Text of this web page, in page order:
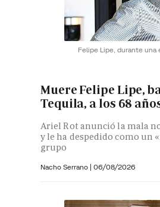
Felipe Lipe, durante
Muere Felipe Lipe,
Tequila, a los 68
Ariel Rot anunció la mala
y le ha despedido como un
grupo
Nacho Serrano | 06/08/2026